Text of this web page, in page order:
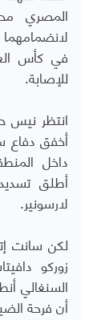
المصري
للإصابة.
أخفق دفاع
داخل
أطلق
لارسونير.
زوركو
السنغالي
أن فرحة